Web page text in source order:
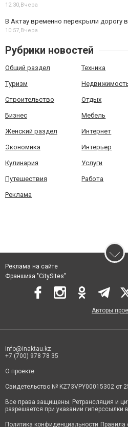
12:30,Вчера
В Актау временно перекрыли дорогу
10:57,Вчера
Рубрики новостей
Общий раздел Техника
Туризм
Строительство Отдых
Бизнес Мебель
Женский раздел Интернет
Экономика Интерьер
Кулинария Услуги
Путешествия Работа
Реклама
Реклама на сайте
Франшиза "CitySites"
Авторы
info@inaktau.kz
+7 (700) 978 78 35
О проекте
Свидетельство № KZ73VPY00015302 от
Все права защищены. Ретрансляция и
разрешается при указании гиперссылки
Политика конфиденциальности Правила